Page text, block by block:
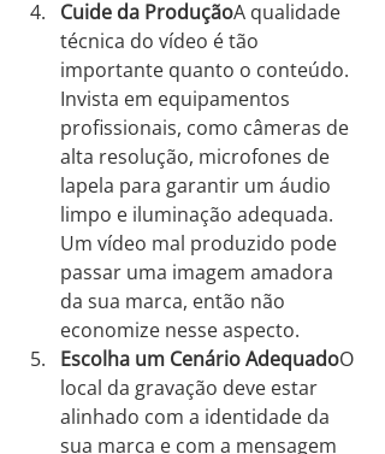
Cuide da ProduçãoA qualidade
técnica do vídeo é tão
importante quanto o conteúdo.
Invista em equipamentos
profissionais, como câmeras de
alta resolução, microfones de
lapela para garantir um áudio
limpo e iluminação adequada.
Um vídeo mal produzido pode
passar uma imagem amadora
da sua marca, então não
economize nesse aspecto.
Escolha um Cenário AdequadoO
local da gravação deve estar
alinhado com a identidade da
sua marca e com a mensagem